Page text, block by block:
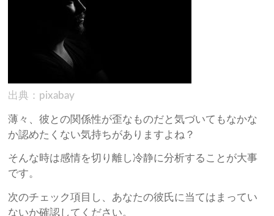
出典：pixabay
薄々、彼との関係性が歪なものだと気づいてもなかな
か認めたくない気持ちがありますよね？
そんな時は感情を切り離し冷静に分析することが大事
です。
次のチェック項目し、あなたの彼氏に当てはまってい
ないか確認してください。